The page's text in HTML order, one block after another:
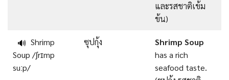
และรสชาติเข้ม
ข้น)
🔊 Shrimp
Soup /ʃrɪmp
suːp/
ซุปกุ้ง
Shrimp Soup
has a rich
seafood taste.